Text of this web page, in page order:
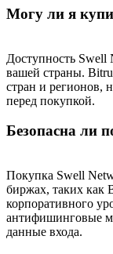
Могу ли я
Доступность Swell
вашей страны.
стран и регионов,
перед покупкой.
Безопасна ли
Покупка Swell
биржах, таких как
корпоративного
антифишинговые
данные входа.